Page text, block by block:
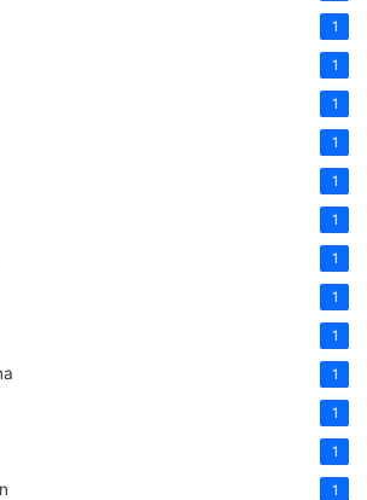
1
1
1
1
1
1
1
1
1
1
1
1
1